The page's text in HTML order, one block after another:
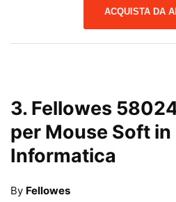
ACQUISTA DA
3. Fellowes
per Mouse Soft in
Informatica
By Fellowes